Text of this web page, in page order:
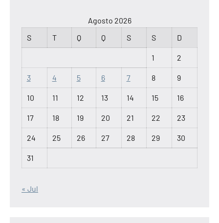
Agosto 2026
S
T Q Q S S D
1 2
3 4 5 6 7 8 9
10 11 12 13 14 15 16
17 18 19 20 21 22 23
24 25 26 27 28 29 30
31
« Jul